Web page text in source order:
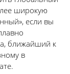
широкую
если вы
ближайший к
в